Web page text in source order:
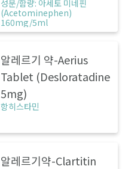
성분/함량: 아세토 미네핀
(Acetominephen)
160mg/5ml
알레르기 약-Aerius
Tablet (Desloratadine
5mg)
항히스타민
알레르기약-Clartitin